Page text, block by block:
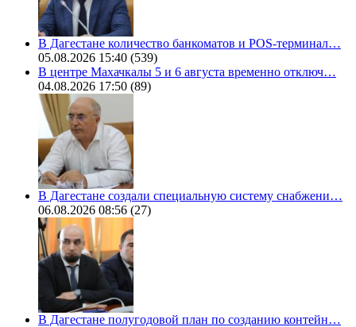
В Дагестане количество банкоматов и POS-терминал…
05.08.2026 15:40 (539)
В центре Махачкалы 5 и 6 августа временно отключ…
04.08.2026 17:50 (89)
В Дагестане создали специальную систему снабжени…
06.08.2026 08:56 (27)
В Дагестане полугодовой план по созданию контейн…